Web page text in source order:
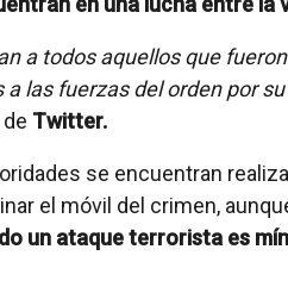
a todos aquellos que
las fuerzas del orden por
Twitter.
se encuentran
el móvil del crimen,
un ataque terrorista es